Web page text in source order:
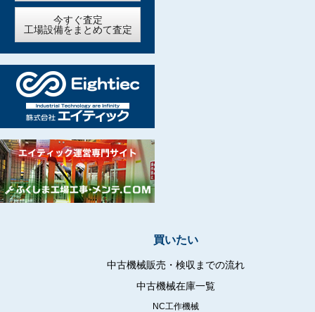
今すぐ査定
工場設備をまとめて査定
買いたい
中古機械販売・検収までの流れ
中古機械在庫一覧
NC工作機械